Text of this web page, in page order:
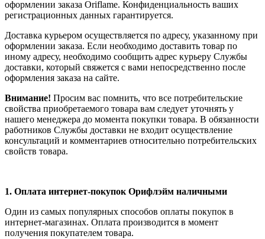
оформлении заказа Oriflame. Конфиденциальность ваших
регистрационных данных гарантируется.
Доставка курьером осуществляется по адресу, указанному при
оформлении заказа. Если необходимо доставить товар по
иному адресу, необходимо сообщить адрес курьеру Службы
доставки, который свяжется с вами непосредственно после
оформления заказа на сайте.
Внимание! Просим вас помнить, что все потребительские
свойства приобретаемого товара вам следует уточнять у
нашего менеджера до момента покупки товара. В обязанности
работников Службы доставки не входит осуществление
консультаций и комментариев относительно потребительских
свойств товара.
1. Оплата интернет-покупок Орифлэйм наличными
Один из самых популярных способов оплаты покупок в
интернет-магазинах. Оплата производится в момент
получения покупателем товара.